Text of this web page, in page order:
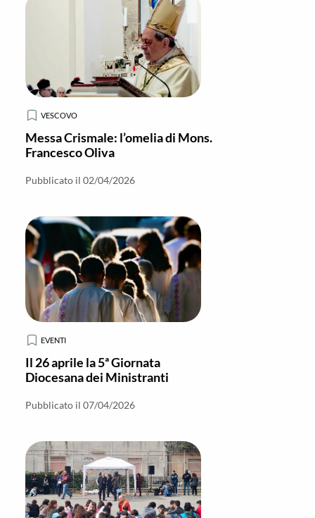
VESCOVO
Messa Crismale: l’omelia di Mons.
Francesco Oliva
Pubblicato il 02/04/2026
EVENTI
Il 26 aprile la 5ª Giornata
Diocesana dei Ministranti
Pubblicato il 07/04/2026